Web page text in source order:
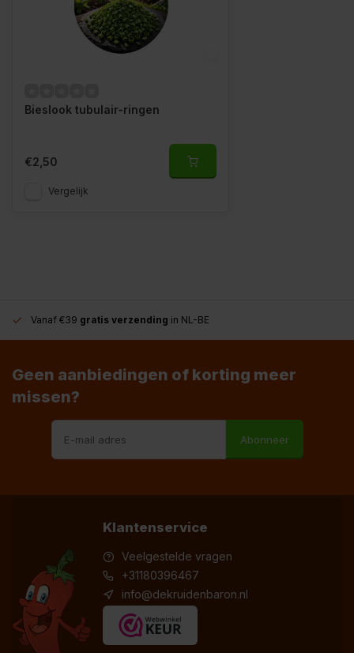
Bieslook tubulair-ringen
€2,50
Vergelijk
Vanaf €39 gratis verzending in NL-BE
Geen aanbiedingen of korting meer
missen?
Abonneer
Klantenservice
Veelgestelde vragen
+31180396467
info@dekruidenbaron.nl